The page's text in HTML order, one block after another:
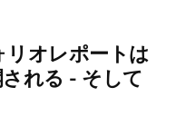
オレポートは
れる - そして